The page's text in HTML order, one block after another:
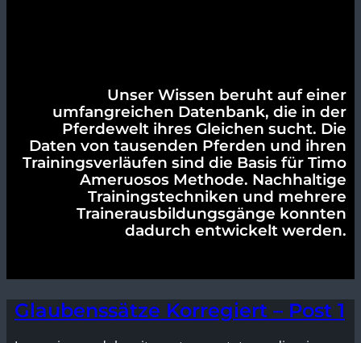
Unser Wissen beruht auf einer
umfangreichen Datenbank, die in der
Pferdewelt ihres Gleichen sucht. Die
Daten von tausenden Pferden und ihren
Trainingsverläufen sind die Basis für Timo
Ameruosos Methode. Nachhaltige
Trainingstechniken und mehrere
Trainerausbildungsgänge konnten
dadurch entwickelt werden.
Glaubenssätze Korregiert – Post 1